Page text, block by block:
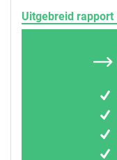
Uitgebreid rapport